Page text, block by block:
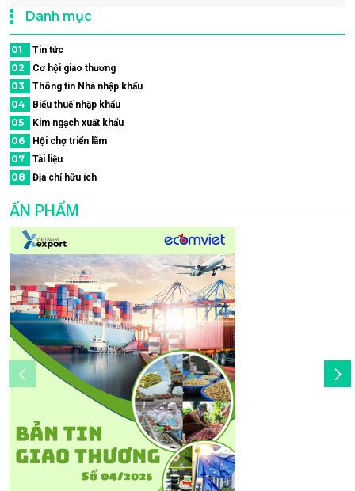
Danh mục
01 Tin tức
02 Cơ hội giao thương
03 Thông tin Nhà nhập khẩu
04 Biểu thuế nhập khẩu
05 Kim ngạch xuất khẩu
06 Hội chợ triển lãm
07 Tài liệu
08 Địa chỉ hữu ích
ẤN PHẨM